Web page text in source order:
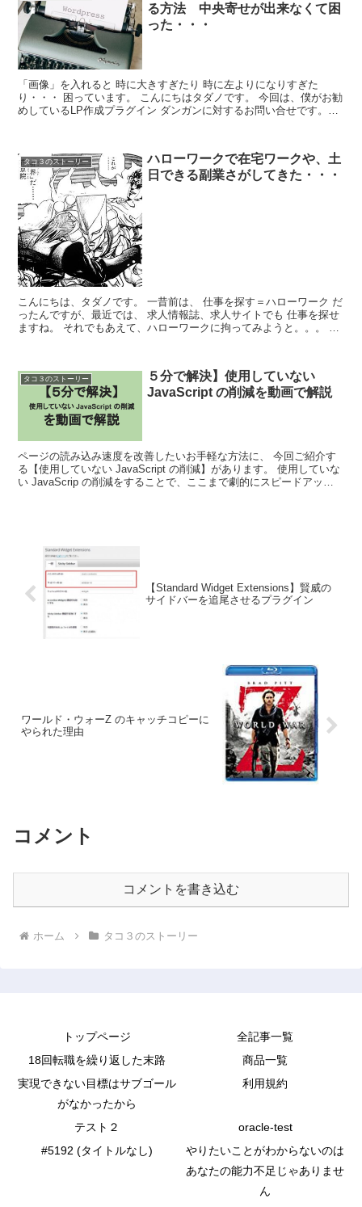
る方法 中央寄せが出来なくて困
った・・・
「画像」を入れると 時に大きすぎたり 時に左よりになりすぎた
り・・・ 困っています。 こんにちはタダノです。 今回は、僕がお勧
めしているLP作成プラグイン ダンガンに対するお問い合せです。
タコ３のストーリー
ハローワークで在宅ワークや、土
日できる副業さがしてきた・・・
こんにちは、タダノです。 一昔前は、 仕事を探す＝ハローワーク だ
ったんですが、最近では、 求人情報誌、求人サイトでも 仕事を探せ
ますね。 それでもあえて、ハローワークに拘ってみようと。。。 な
タコ３のストーリー
５分で解決】使用していない
JavaScript の削減を動画で解説
ページの読み込み速度を改善したいお手軽な方法に、 今回ご紹介す
る【使用していない JavaScript の削減】があります。 使用していな
い JavaScrip の削減をすることで、ここまで劇的にスピードアップ
【Standard Widget Extensions】賢威の
サイドバーを追尾させるプラグイン
ワールド・ウォーZ のキャッチコピーに
やられた理由
コメント
コメントを書き込む
ホーム タコ３のストーリー
トップページ
全記事一覧
18回転職を繰り返した末路
商品一覧
実現できない目標はサブゴール
がなかったから
利用規約
テスト２
oracle-test
#5192 (タイトルなし)
やりたいことがわからないのは
あなたの能力不足じゃありませ
ん